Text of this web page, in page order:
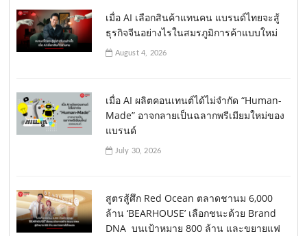
เมื่อ AI เลือกสินค้าแทนคน แบรนด์ไทยจะสู้
ธุรกิจจีนอย่างไรในสมรภูมิการค้าแบบใหม่
August 4, 2026
เมื่อ AI ผลิตคอนเทนต์ได้ไม่จำกัด “Human-
Made” อาจกลายเป็นฉลากพรีเมียมใหม่ของ
แบรนด์
July 30, 2026
สูตรสู้ศึก Red Ocean ตลาดชานม 6,000
ล้าน ‘BEARHOUSE’ เลือกชนะด้วย Brand
DNA บนเป้าหมาย 800 ล้าน และขยายแฟ